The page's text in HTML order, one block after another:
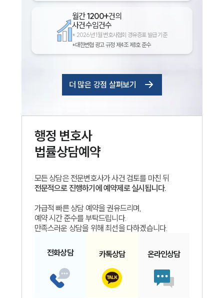
월간1200+건의
사건수임건수
* 2026년 1월 변호사협회 경유증표 발급 기준
*대한변협 광고 규정 제4조 제1호 준수
더 많은 강점 살펴보기
행정 변호사
법률상담예약
모든 상담은 전문변호사가 사건 검토를 마친 뒤
전문적으로 진행하기에 예약제로 실시됩니다.
가급적 빠른 상담 예약을 권유드리며,
예약 시간 준수를 부탁드립니다.
만족스러운 상담을 위해 최선을 다하겠습니다.
전화상담 카톡상담 온라인상담